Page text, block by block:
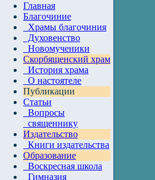
Главная
Благочиние
Храмы благочиния
Духовенство
Новомученики
Скорбященский храм
История храма
О настоятеле
Публикации
Статьи
Вопросы
священнику
Издательство
Книги издательства
Образование
Воскресная школа
Гимназия